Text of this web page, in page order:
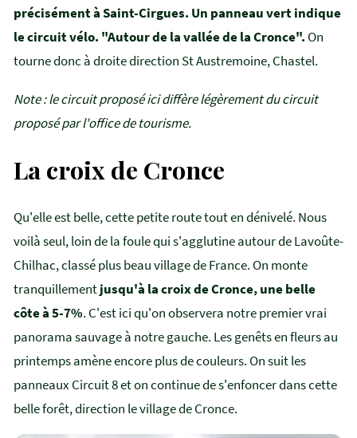
précisément à Saint-Cirgues. Un panneau vert indique
le circuit vélo. "Autour de la vallée de la Cronce". On
tourne donc à droite direction St Austremoine, Chastel.
Note : le circuit proposé ici diffère légèrement du circuit
proposé par l'office de tourisme.
La croix de Cronce
Qu'elle est belle, cette petite route tout en dénivelé. Nous
voilà seul, loin de la foule qui s'agglutine autour de Lavoûte-
Chilhac, classé plus beau village de France. On monte
tranquillementjusqu'à la croix de Cronce, une belle
côte à 5-7%. C'est ici qu'on observera notre premier vrai
panorama sauvage à notre gauche. Les genêts en fleurs au
printemps amène encore plus de couleurs. On suit les
panneaux Circuit 8 et on continue de s'enfoncer dans cette
belle forêt, direction le village de Cronce.